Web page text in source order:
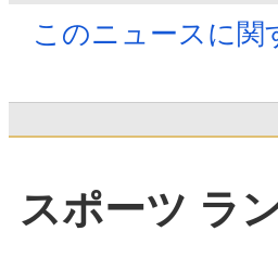
このニュースに関
スポーツ ラ